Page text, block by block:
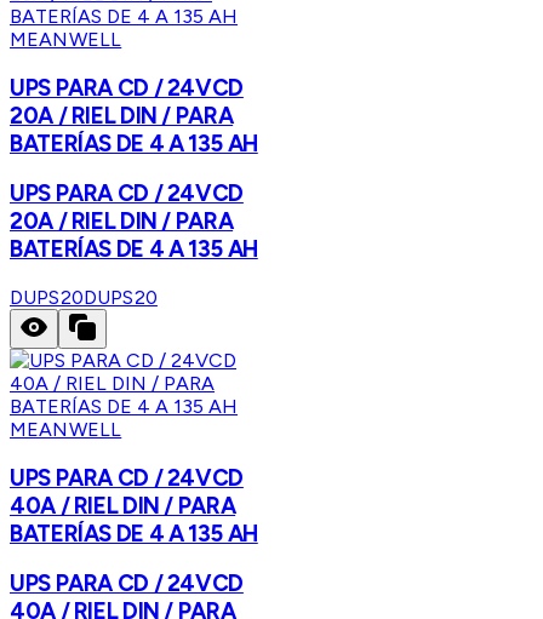
MEANWELL
UPS PARA CD / 24VCD
20A / RIEL DIN / PARA
BATERÍAS DE 4 A 135 AH
UPS PARA CD / 24VCD
20A / RIEL DIN / PARA
BATERÍAS DE 4 A 135 AH
DUPS20DUPS20
MEANWELL
UPS PARA CD / 24VCD
40A / RIEL DIN / PARA
BATERÍAS DE 4 A 135 AH
UPS PARA CD / 24VCD
40A / RIEL DIN / PARA